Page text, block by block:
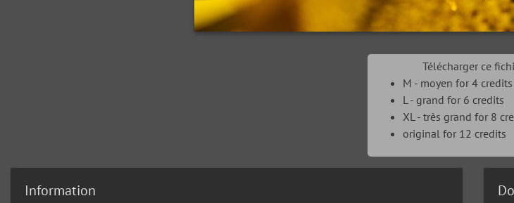
Télécharger ce
M - moyen for 4 credits
L - grand for 6 credits
XL - très grand for 8
original for 12 credits
Information